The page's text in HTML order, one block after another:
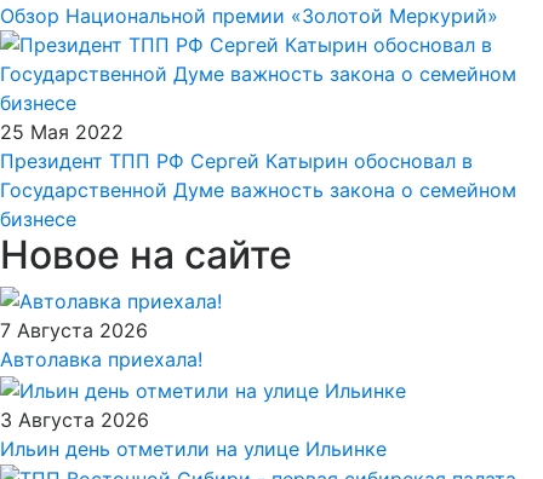
Обзор Национальной премии «Золотой Меркурий»
25 Мая 2022
Президент ТПП РФ Сергей Катырин обосновал в
Государственной Думе важность закона о семейном
бизнесе
Новое на сайте
7 Августа 2026
Автолавка приехала!
3 Августа 2026
Ильин день отметили на улице Ильинке